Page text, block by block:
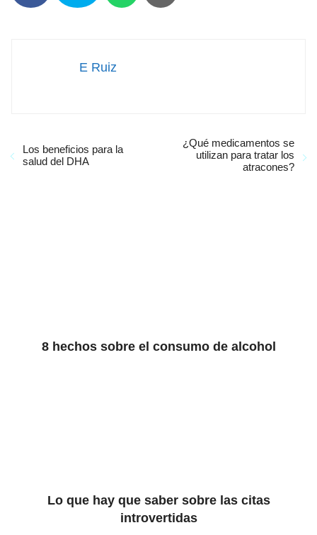
E Ruiz
Los beneficios para la
salud del DHA
¿Qué medicamentos se
utilizan para tratar los
atracones?
8 hechos sobre el consumo de alcohol
Lo que hay que saber sobre las citas
introvertidas